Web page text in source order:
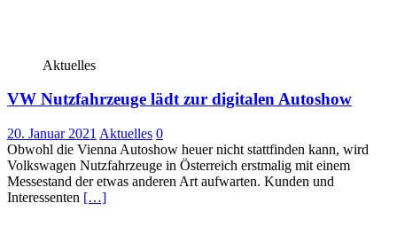
Aktuelles
VW Nutzfahrzeuge lädt zur digitalen Autoshow
20. Januar 2021 Aktuelles 0
Obwohl die Vienna Autoshow heuer nicht stattfinden kann, wird
Volkswagen Nutzfahrzeuge in Österreich erstmalig mit einem
Messestand der etwas anderen Art aufwarten. Kunden und
Interessenten […]